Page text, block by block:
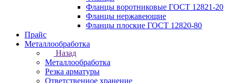
Фланцы воротниковые ГОСТ 12821-20
Фланцы нержавеющие
Фланцы плоские ГОСТ 12820-80
Прайс
Металлообработка
Назад
Металлообработка
Резка арматуры
Ответственное хранение